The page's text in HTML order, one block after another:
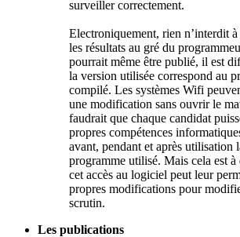
surveiller correctement.
Electroniquement, rien n’interdit à
les résultats au gré du
pourrait même être publié, il est
la version utilisée correspond au
compilé. Les systèmes Wifi
une modification sans ouvrir le
faudrait que chaque candidat
propres compétences
avant, pendant et après utilisation
programme utilisé. Mais cela est
cet accès au logiciel peut leur
propres modifications pour
scrutin.
Les publications